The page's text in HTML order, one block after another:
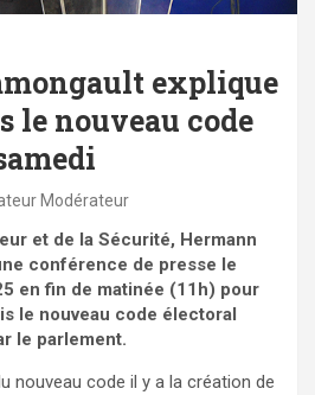
explique
le nouveau code
Modérateur
et de la Sécurité, Hermann
conférence de presse le
en fin de matinée (11h) pour
le nouveau code électoral
le parlement.
nouveau code il y a la création de